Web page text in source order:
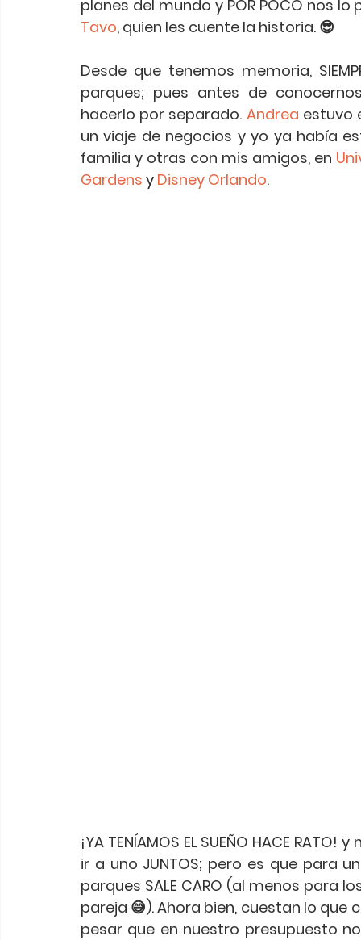
Tavo, quien les cuente la historia. 😎
Desde que tenemos memoria,
parques; pues antes de
hacerlo por separado. Andrea estuvo
un viaje de negocios y yo ya había
familia y otras con mis amigos, en
Gardens y Disney Orlando.
¡YA TENÍAMOS EL SUEÑO HACE
ir a uno JUNTOS; pero es que para
parques SALE CARO (al menos para
pareja 😅). Ahora bien, cuestan lo que
pesar que en nuestro presupuesto